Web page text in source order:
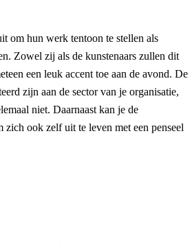
om hun werk tentoon te stellen als
Zowel zij als de kunstenaars zullen dit
een leuk accent toe aan de avond. De
zijn aan de sector van je organisatie,
niet. Daarnaast kan je de
zich ook zelf uit te leven met een penseel